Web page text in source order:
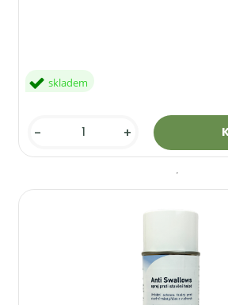
skladem
- +